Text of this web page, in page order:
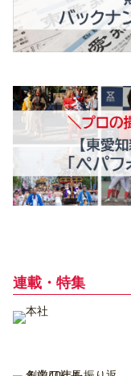
連載・特集